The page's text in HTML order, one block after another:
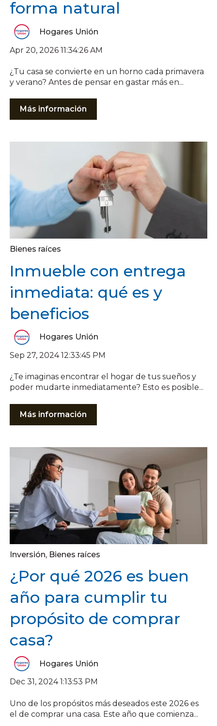
forma natural
Hogares Unión
Apr 20, 2026 11:34:26 AM
¿Tu casa se convierte en un horno cada primavera
y verano? Antes de pensar en gastar más en...
Más información
Bienes raíces
Inmueble con entrega
inmediata: qué es y
beneficios
Hogares Unión
Sep 27, 2024 12:33:45 PM
¿Te imaginas encontrar el hogar de tus sueños y
poder mudarte inmediatamente? Esto es posible...
Más información
Inversión, Bienes raíces
¿Por qué 2026 es buen
año para cumplir tu
propósito de comprar
casa?
Hogares Unión
Dec 31, 2024 1:13:53 PM
Uno de los propósitos más deseados este 2026 es
el de comprar una casa. Este año que comienza...